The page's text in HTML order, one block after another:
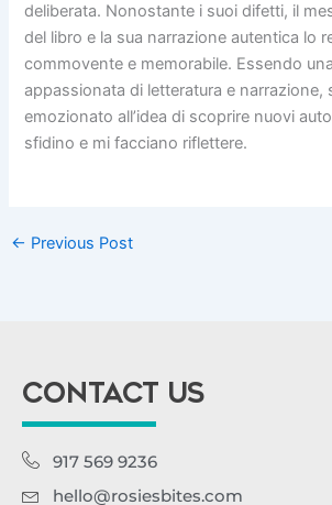
deliberata. Nonostante i suoi difetti, il
del libro e la sua narrazione autentica lo
commovente e memorabile. Essendo
appassionata di letteratura e narrazione,
emozionato all’idea di scoprire nuovi
sfidino e mi facciano riflettere.
← Previous Post
CONTACT US
917 569 9236
hello@rosiesbites.com